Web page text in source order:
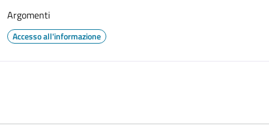
Argomenti
Accesso all'informazione